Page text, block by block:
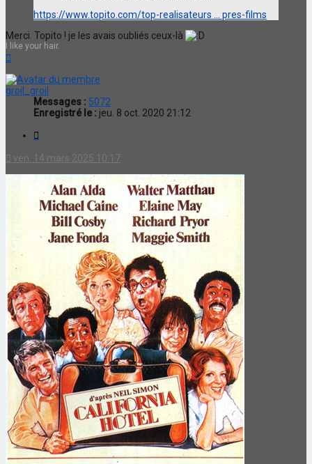
https://www.topito.com/top-realisateurs ... pres-films
Merci. Topito ! je les avais oubliés ceux-là
I like your hair.
groil_groil
Messages : 5072
Enregistré le : jeu. 8 oct. 2020 21:12
ven. 14 mars 2025 10:17